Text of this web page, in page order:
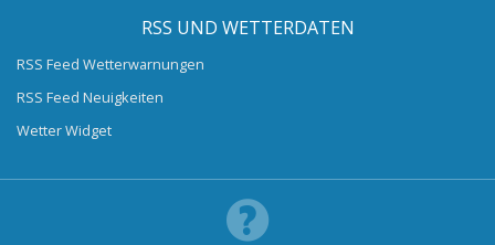
RSS UND WETTERDATEN
RSS Feed Wetterwarnungen
RSS Feed Neuigkeiten
Wetter Widget